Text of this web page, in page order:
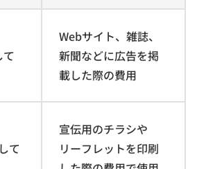
Webサイト、雑誌、
新聞などに広告を掲
載した際の費用
て
宣伝用のチラシや
リーフレットを印刷